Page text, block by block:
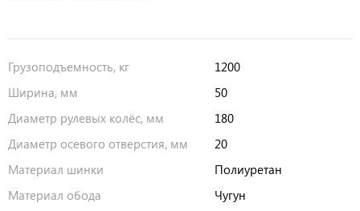
Грузоподъемность, кг
1200
Ширина, мм
50
Диаметр рулевых колёс, мм
180
Диаметр осевого отверстия, мм
20
Материал шинки
Полиуретан
Материал обода
Чугун